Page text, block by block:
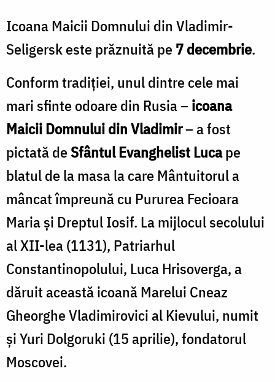
Icoana Maicii Domnului din Vladimir-
Seligersk este prăznuită pe7 decembrie.
Conform tradiției, unul dintre cele mai
mari sfinte odoare din Rusia – icoana
Maicii Domnului din Vladimir– a fost
pictată deSfântul Evanghelist Lucape
blatul de la masa la care Mântuitorul a
mâncat împreună cu Pururea Fecioara
Maria și Dreptul Iosif. La mijlocul secolului
al XII-lea (1131), Patriarhul
Constantinopolului, Luca Hrisoverga, a
dăruit această icoană Marelui Cneaz
Gheorghe Vladimirovici al Kievului, numit
și Yuri Dolgoruki (15 aprilie), fondatorul
Moscovei.